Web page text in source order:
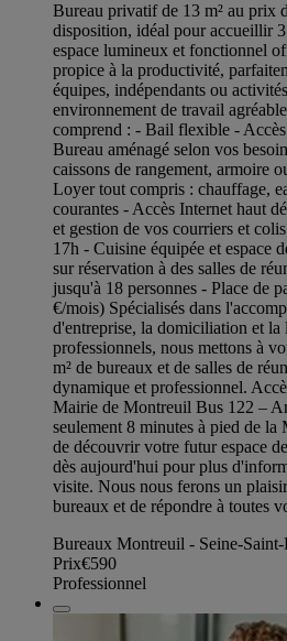
Bureau privatif de 13 m² au prix
disposition, idéal pour accueillir
espace lumineux et fonctionnel
propice à la productivité,
équipes, indépendants ou
environnement de travail
comprend : - Bail flexible -
Bureau aménagé selon vos
caissons de rangement, armoire
Loyer tout compris : chauffage,
courantes - Accès Internet haut
et gestion de vos courriers et
17h - Cuisine équipée et espace
sur réservation à des salles de
jusqu'à 18 personnes - Place de
€/mois) Spécialisés dans
d'entreprise, la domiciliation et la
professionnels, nous mettons à
m² de bureaux et de salles de
dynamique et professionnel.
Mairie de Montreuil Bus 122 –
seulement 8 minutes à pied de
de découvrir votre futur espace
dès aujourd'hui pour plus
visite. Nous nous ferons un
bureaux et de répondre à toutes
Bureaux Montreuil - Seine-
Prix€590
Professionnel